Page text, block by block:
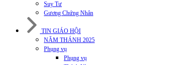
Suy Tư
Gương Chứng Nhân
TIN GIÁO HỘI
NĂM THÁNH 2025
Phụng vụ
Phụng vụ